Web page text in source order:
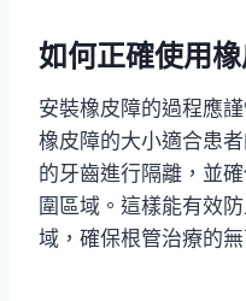
如何正確使用
安裝橡皮障的過程應
橡皮障的大小適合患
的牙齒進行隔離，並
圍區域。這樣能有效
域，確保根管治療的無